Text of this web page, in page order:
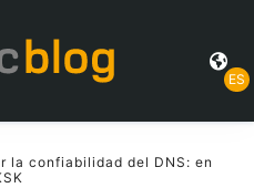
ES
la confiabilidad del DNS: en